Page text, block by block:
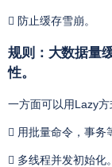
 防止缓存雪崩。
规则：大数据量
性。
一方面可以用Lazy方
 用批量命令，事务
 多线程并发初始化。